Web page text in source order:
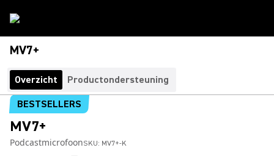
MV7+
Overzicht
Productondersteuning
BESTSELLERS
MV7+
PodcastmicrofoonSKU: MV7+-K